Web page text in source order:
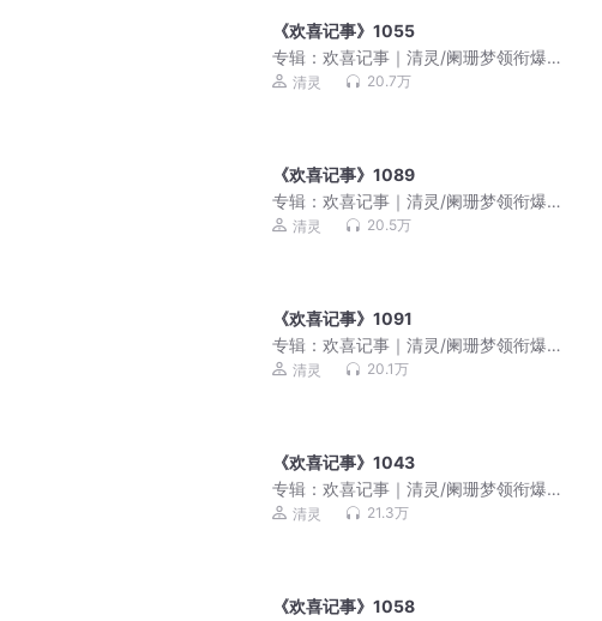
《欢喜记事》1055
专辑： 欢喜记事｜清灵/阑珊梦领衔爆笑
多人有声剧
清灵 20.7万
《欢喜记事》1089
专辑： 欢喜记事｜清灵/阑珊梦领衔爆笑
多人有声剧
清灵 20.5万
《欢喜记事》1091
专辑： 欢喜记事｜清灵/阑珊梦领衔爆笑
多人有声剧
清灵 20.1万
《欢喜记事》1043
专辑： 欢喜记事｜清灵/阑珊梦领衔爆笑
多人有声剧
清灵 21.3万
《欢喜记事》1058